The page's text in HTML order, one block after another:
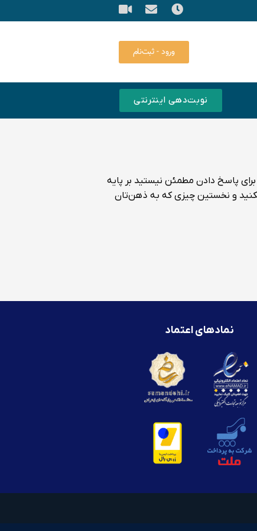
ورود - ثبت‌نام
نوبت‌دهی اینترنتی
برای پاسخ دادن مطمئن نیستید بر پایه
نکنید و نخستین چیزی که به ذهن‌تان
نمادهای اعتماد